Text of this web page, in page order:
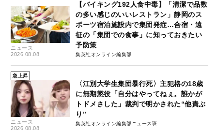
ニュース
2026.08.08
【バイキング192人食中毒】「清潔で品数
の多い感じのいいレストラン」静岡のス
ポーツ宿泊施設内で集団発症…合宿・遠
征の「集団での食事」に知っておきたい
予防策
集英社オンライン編集部
急上昇
ニュース
2026.08.08
〈江別大学生集団暴行死〉主犯格の18歳
に無期懲役「自分はやってねぇ。誰かが
トドメさした」裁判で明かされた“他責ぶ
り”
集英社オンライン編集部ニュース班